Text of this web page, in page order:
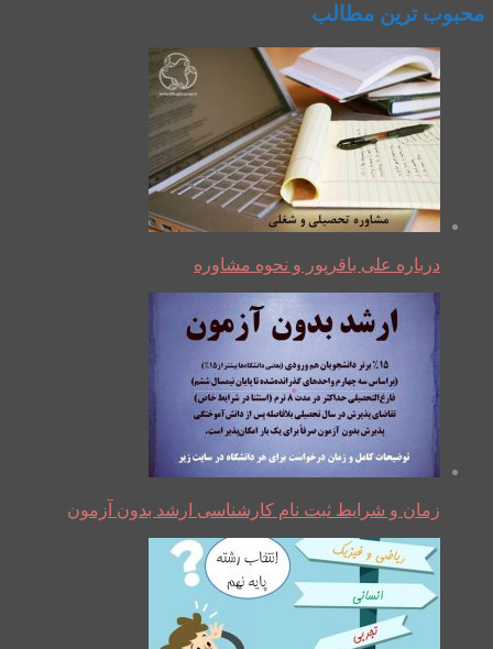
محبوب ترین مطالب
درباره علی باقرپور و نحوه مشاوره
زمان و شرایط ثبت نام کارشناسی ارشد بدون آزمون